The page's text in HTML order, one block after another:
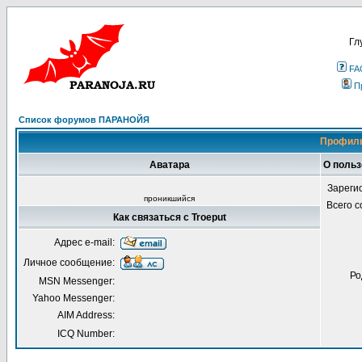
Список форумов ПАРАНОЙЯ
Аватара О
проникшийся
Всего
Как связаться с Troeput
Адрес e-mail:
Личное сообщение:
MSN Messenger:
Yahoo Messenger:
AIM Address:
ICQ Number: